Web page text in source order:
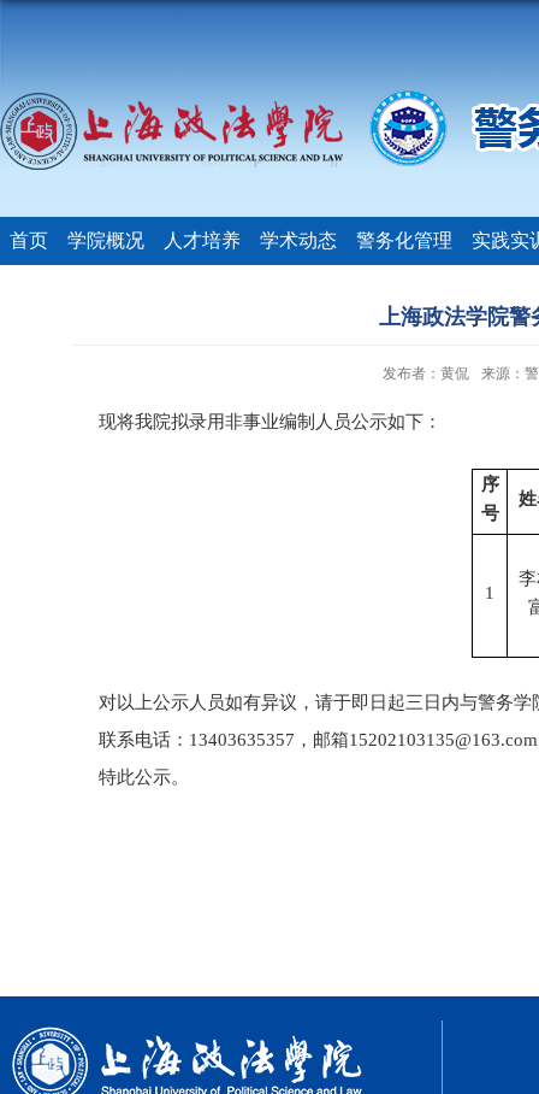
首页 学院概况 人才培养 学术动态 警务化管理 实践实
上海政法学院警
发布者：黄侃 来源：
现将我院拟录用非事业编制人员公示如下：
序
号
1
对以上公示人员如有异议，请于即日起三日内与警务学
联系电话： 13403635357，邮箱
特此公示。